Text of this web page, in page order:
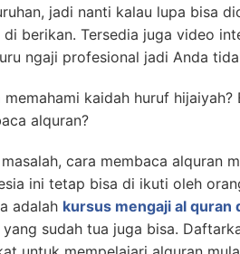
jadi nanti kalau lupa bisa
di berikan. Tersedia juga video
ngaji profesional jadi Anda
memahami kaidah huruf
alquran?
cara membaca alquran
ini tetap bisa di ikuti oleh
adalah kursus mengaji al quran
sudah tua juga bisa.